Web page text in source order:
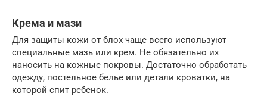
Крема и мази
Для защиты кожи от блох чаще всего используют
специальные мазь или крем. Не обязательно их
наносить на кожные покровы. Достаточно обработать
одежду, постельное белье или детали кроватки, на
которой спит ребенок.